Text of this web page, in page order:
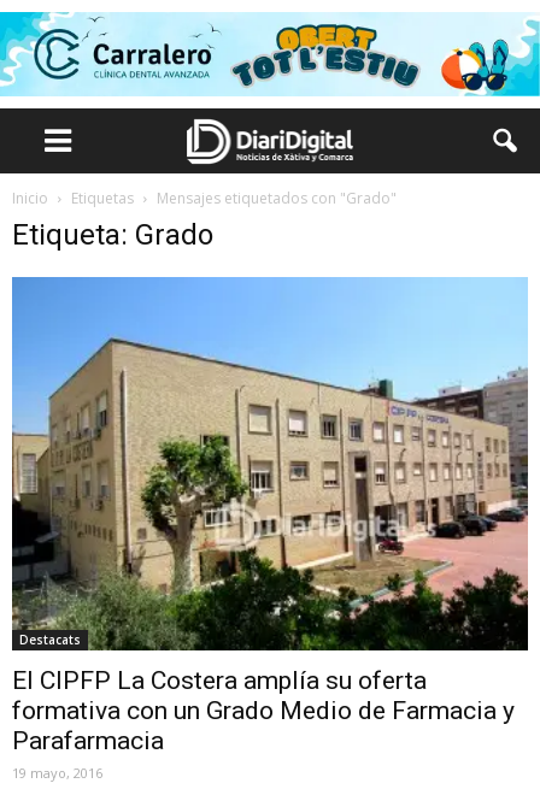
Inicio Etiquetas Mensajes etiquetados con "Grado"
Etiqueta: Grado
Destacats
El CIPFP La Costera amplía su oferta
formativa con un Grado Medio de Farmacia y
Parafarmacia
19 mayo, 2016